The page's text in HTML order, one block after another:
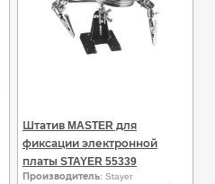
Штатив MASTER для
фиксации электронной
платы STAYER 55339
Производитель: Stayer